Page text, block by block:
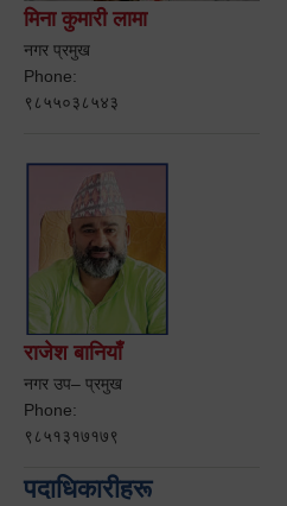
मिना कुमारी लामा
नगर प्रमुख
Phone:
९८५५०३८५४३
राजेश बानियाँ
नगर उप– प्रमुख
Phone:
९८५१३१७१७९
पदाधिकारीहरू